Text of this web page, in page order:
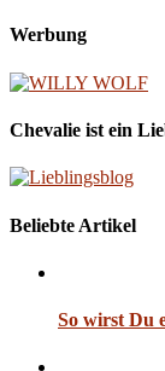
Werbung
Chevalie ist ein
Beliebte Artikel
So wirst Du